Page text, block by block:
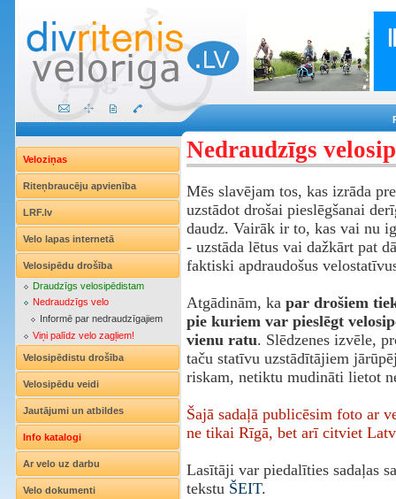
Veloziņas
Riteņbraucēju apvienība
LRF.lv
Velo lapas internetā
Velosipēdu drošība
Draudzīgs velosipēdistam
Nedraudzīgs velo
Informē par nedraudzīgajiem
Viņi palīdz velo zagļiem!
Velosipēdistu drošība
Velosipēdu veidi
Jautājumi un atbildes
Info katalogi
Ar velo uz darbu
Velo dokumenti
Nedraudzīgs
Mēs slavējam tos, kas izrāda
uzstādot drošai pieslēgšanai
daudz. Vairāk ir to, kas vai nu
- uzstāda lētus vai dažkārt pat
faktiski apdraudošus
Atgādinām, ka par drošiem
pie kuriem var pieslēgt
vienu ratu. Slēdzenes izvēle,
taču statīvu uzstādītājiem
riskam, netiktu mudināti lietot
Šajā sadaļā publicēsim foto ar
ne tikai Rīgā, bet arī citviet
Lasītāji var piedalīties sadaļas
tekstu ŠEIT.